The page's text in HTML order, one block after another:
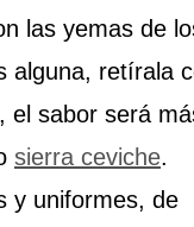
las yemas de
alguna, retírala
el sabor será
sierra ceviche.
y uniformes, de